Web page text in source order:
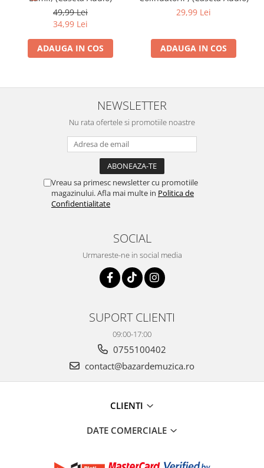
49,99 Lei
34,99 Lei
ADAUGA IN COS
29,99 Lei
ADAUGA IN COS
NEWSLETTER
Nu rata ofertele si promotiile noastre
Vreau sa primesc newsletter cu promotiile
magazinului. Afla mai multe in Politica de
Confidentialitate
SOCIAL
Urmareste-ne in social media
SUPORT CLIENTI
09:00-17:00
0755100402
contact@bazardemuzica.ro
CLIENTI
DATE COMERCIALE